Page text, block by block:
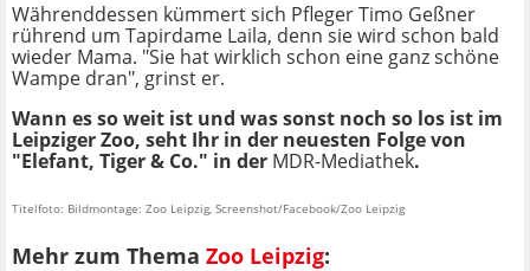
Währenddessen kümmert sich Pfleger Timo Geßner
rührend um Tapirdame Laila, denn sie wird schon bald
wieder Mama. "Sie hat wirklich schon eine ganz schöne
Wampe dran", grinst er.
Wann es so weit ist und was sonst noch so los ist im
Leipziger Zoo, seht Ihr in der neuesten Folge von
"Elefant, Tiger & Co." in der MDR-Mediathek.
Titelfoto: Bildmontage: Zoo Leipzig, Screenshot/Facebook/Zoo Leipzig
Mehr zum Thema Zoo Leipzig: